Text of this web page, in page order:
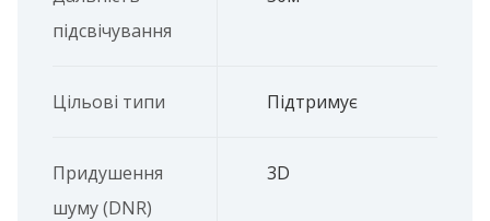
підсвічування
Цільові типи Підтримує
Придушення
шуму (DNR)
3D